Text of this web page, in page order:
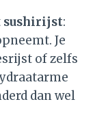
sushirijst:
Je
of zelfs
dan wel